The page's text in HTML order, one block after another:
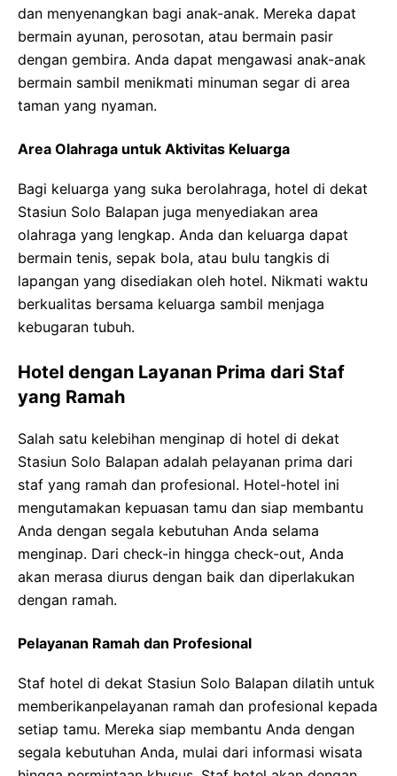
dan menyenangkan bagi anak-anak. Mereka dapat
bermain ayunan, perosotan, atau bermain pasir
dengan gembira. Anda dapat mengawasi anak-anak
bermain sambil menikmati minuman segar di area
taman yang nyaman.
Area Olahraga untuk Aktivitas Keluarga
Bagi keluarga yang suka berolahraga, hotel di dekat
Stasiun Solo Balapan juga menyediakan area
olahraga yang lengkap. Anda dan keluarga dapat
bermain tenis, sepak bola, atau bulu tangkis di
lapangan yang disediakan oleh hotel. Nikmati waktu
berkualitas bersama keluarga sambil menjaga
kebugaran tubuh.
Hotel dengan Layanan Prima dari Staf
yang Ramah
Salah satu kelebihan menginap di hotel di dekat
Stasiun Solo Balapan adalah pelayanan prima dari
staf yang ramah dan profesional. Hotel-hotel ini
mengutamakan kepuasan tamu dan siap membantu
Anda dengan segala kebutuhan Anda selama
menginap. Dari check-in hingga check-out, Anda
akan merasa diurus dengan baik dan diperlakukan
dengan ramah.
Pelayanan Ramah dan Profesional
Staf hotel di dekat Stasiun Solo Balapan dilatih untuk
memberikanpelayanan ramah dan profesional kepada
setiap tamu. Mereka siap membantu Anda dengan
segala kebutuhan Anda, mulai dari informasi wisata